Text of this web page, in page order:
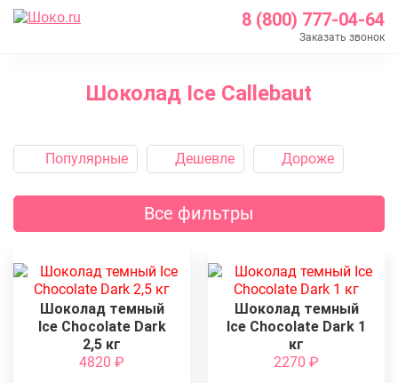
8 (800) 777-04-64
Заказать звонок
Каталог
Шоколад Ice
Шоколад Ice Callebaut
Популярные Дешевле Дороже
Все фильтры
Шоколад темный
Ice Chocolate Dark
2,5 кг
4820 ₽
Шоколад темный
Ice Chocolate Dark 1
кг
2270 ₽